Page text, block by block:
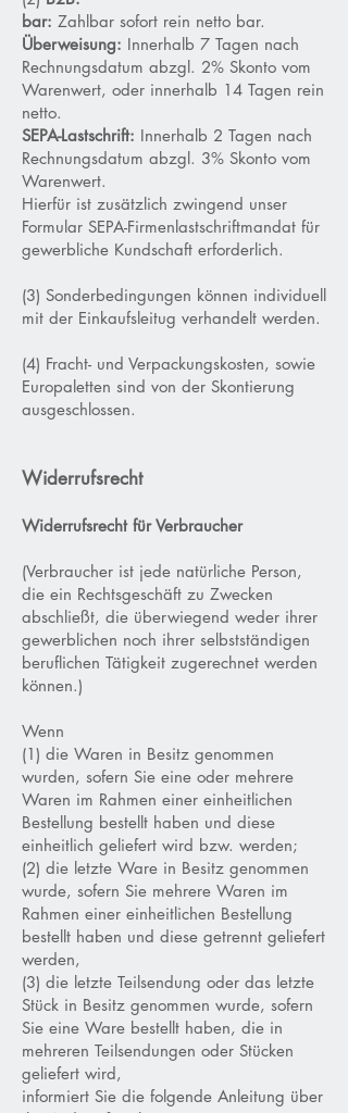
bar: Zahlbar sofort rein netto bar.
Überweisung: Innerhalb 7 Tagen nach
Rechnungsdatum abzgl. 2% Skonto vom
Warenwert, oder innerhalb 14 Tagen rein
netto.
SEPA-Lastschrift: Innerhalb 2 Tagen nach
Rechnungsdatum abzgl. 3% Skonto vom
Warenwert.
Hierfür ist zusätzlich zwingend unser
Formular SEPA-Firmenlastschriftmandat für
gewerbliche Kundschaft erforderlich.
(3) Sonderbedingungen können individuell
mit der Einkaufsleitug verhandelt werden.
(4) Fracht- und Verpackungskosten, sowie
Europaletten sind von der Skontierung
ausgeschlossen.
Widerrufsrecht
Widerrufsrecht für Verbraucher
(Verbraucher ist jede natürliche Person,
die ein Rechtsgeschäft zu Zwecken
abschließt, die überwiegend weder ihrer
gewerblichen noch ihrer selbstständigen
beruflichen Tätigkeit zugerechnet werden
können.)
Wenn
(1) die Waren in Besitz genommen
wurden, sofern Sie eine oder mehrere
Waren im Rahmen einer einheitlichen
Bestellung bestellt haben und diese
einheitlich geliefert wird bzw. werden;
(2) die letzte Ware in Besitz genommen
wurde, sofern Sie mehrere Waren im
Rahmen einer einheitlichen Bestellung
bestellt haben und diese getrennt geliefert
werden,
(3) die letzte Teilsendung oder das letzte
Stück in Besitz genommen wurde, sofern
Sie eine Ware bestellt haben, die in
mehreren Teilsendungen oder Stücken
geliefert wird,
informiert Sie die folgende Anleitung über